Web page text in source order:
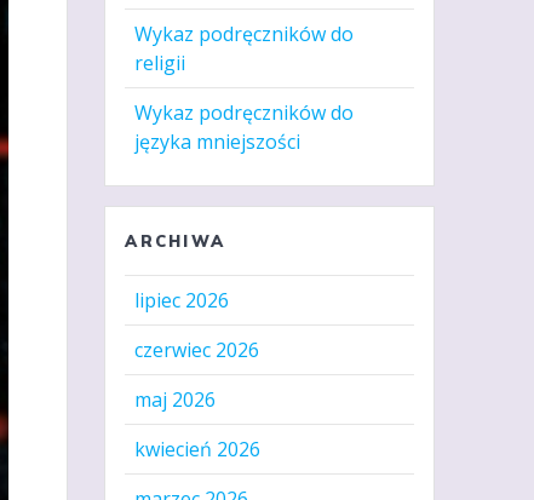
Wykaz podręczników do
religii
Wykaz podręczników do
języka mniejszości
ARCHIWA
lipiec 2026
czerwiec 2026
maj 2026
kwiecień 2026